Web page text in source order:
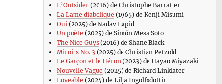
L’Outsider(2016) de Christophe Barratier
La Lame diabolique (1965) de Kenji Misumi
Oui (2025) de Nadav Lapid
Un poète (2025) de Simón Mesa Soto
The Nice Guys(2016) de Shane Black
Miroirs No. 3 (2025) de Christian Petzold
Le Garçon et le Héron (2023) de Hayao Miyazaki
Nouvelle Vague (2025) de Richard Linklater
Loveable (2024) de Lilja Ingolfsdottir